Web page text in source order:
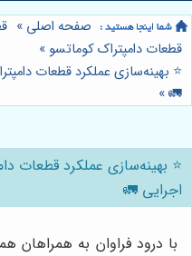
صفحه اصلی »
قطعات دامپتراک کوماتسو »
⭐️ بهینه‌سازی عملکرد قطعات
🚛
»
⭐️ بهینه‌سازی عملکرد قطعات
اجرایی 🚛
با درود فراوان به همراهان